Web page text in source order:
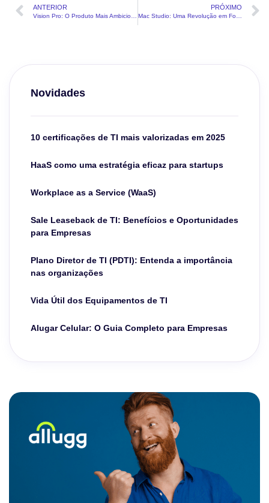
Novidades
10 certificações de TI mais valorizadas em 2025
HaaS como uma estratégia eficaz para startups
Workplace as a Service (WaaS)
Sale Leaseback de TI: Benefícios e Oportunidades
para Empresas
Plano Diretor de TI (PDTI): Entenda a importância
nas organizações
Vida Útil dos Equipamentos de TI
Alugar Celular: O Guia Completo para Empresas
ANTERIOR PRÓXIMO